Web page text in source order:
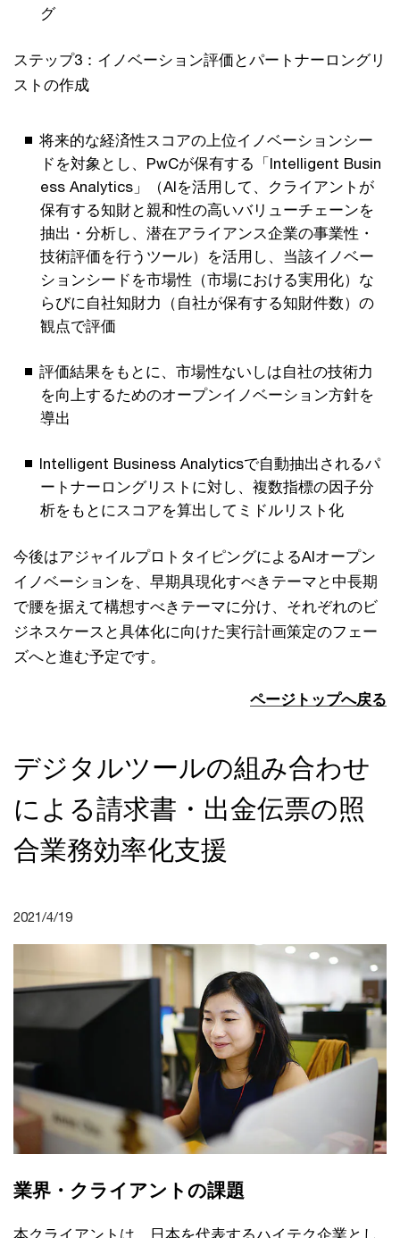
グ
ステップ3：イノベーション評価とパートナーロングリ
ストの作成
将来的な経済性スコアの上位イノベーションシー
ドを対象とし、PwCが保有する「Intelligent Busin
ess Analytics」（AIを活用して、クライアントが
保有する知財と親和性の高いバリューチェーンを
抽出・分析し、潜在アライアンス企業の事業性・
技術評価を行うツール）を活用し、当該イノベー
ションシードを市場性（市場における実用化）な
らびに自社知財力（自社が保有する知財件数）の
観点で評価
評価結果をもとに、市場性ないしは自社の技術力
を向上するためのオープンイノベーション方針を
導出
Intelligent Business Analyticsで自動抽出されるパ
ートナーロングリストに対し、複数指標の因子分
析をもとにスコアを算出してミドルリスト化
今後はアジャイルプロトタイピングによるAIオープン
イノベーションを、早期具現化すべきテーマと中長期
で腰を据えて構想すべきテーマに分け、それぞれのビ
ジネスケースと具体化に向けた実行計画策定のフェー
ズへと進む予定です。
ページトップへ戻る
デジタルツールの組み合わせ
による請求書・出金伝票の照
合業務効率化支援
2021/4/19
業界・クライアントの課題
本クライアントは、日本を代表するハイテク企業とし